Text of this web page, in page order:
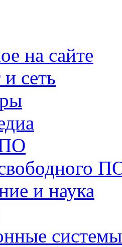
на сайте
сеть
и наука
системы